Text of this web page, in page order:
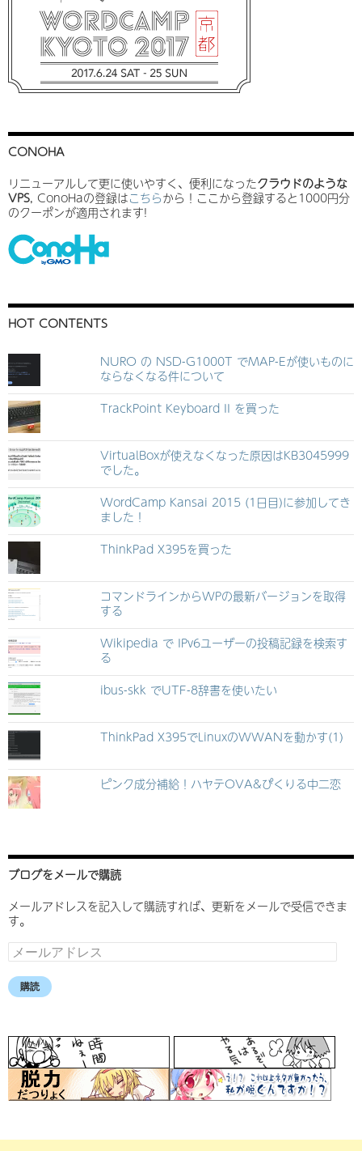
CONOHA
リニューアルして更に使いやすく、便利になったクラウドのような
VPS, ConoHaの登録はこちらから！ここから登録すると1000円分
のクーポンが適用されます!
HOT CONTENTS
NURO の NSD-G1000T でMAP-Eが使いものに
ならなくなる件について
TrackPoint Keyboard II を買った
VirtualBoxが使えなくなった原因はKB3045999
でした。
WordCamp Kansai 2015 (1日目)に参加してき
ました！
ThinkPad X395を買った
コマンドラインからWPの最新バージョンを取得
する
Wikipedia で IPv6ユーザーの投稿記録を検索す
る
ibus-skk でUTF-8辞書を使いたい
ThinkPad X395でLinuxのWWANを動かす(1)
ピンク成分補給！ハヤテOVA&ぴくりる中二恋
ブログをメールで購読
メールアドレスを記入して購読すれば、更新をメールで受信できま
す。
メ
ー
ル
ア
ス
購読